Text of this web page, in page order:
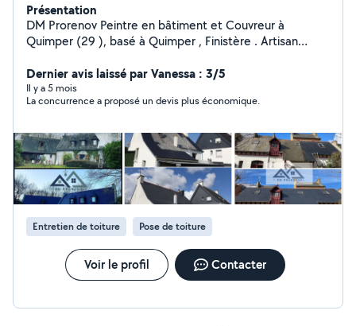
Présentation
DM Prorenov Peintre en bâtiment et Couvreur à
Quimper (29 ), basé à Quimper , Finistère . Artisan
extérieure, ravalement de façade, rénovation de toiture
et nettoyage de toiture et façade. J'interviens
rapidement Mes prestations : - Peinture intérieure :
extérieure & ravalement de façade - Couverture :
réparation et rénovation de toiture - Nettoyage et
démoussage de toiture et façade Devis gratuit et
rapide sur demande.
Dernier avis laissé par Vanessa : 3/5
Il y a 5 mois
La concurrence a proposé un devis plus économique.
Entretien de toiture Pose de toiture
Voir le profil Contacter